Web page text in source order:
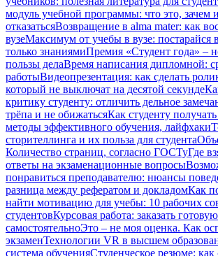
модуль учебной программы: что это, зачем
отказатьсяВозвращение в alma mater: как
вузеМаксимум от учебы в вузе: постарайся
только знаниямиПремия «Студент года» –
пользы делаВремя написания дипломной:
работыВидеопрезентация: как сделать
который не выключат на десятой секунде
критику студенту: отличить дельное
трёпа и не обижатьсяКак студенту
методы эффективного обучения, лайфхаки
сторителлинга и их польза для студента
Количество страниц, согласно ГОСТуГде
ответы на экзаменационные вопросы
понравиться преподавателю: нюансы
разница между рефератом и докладомКак
найти мотивацию для учебы: 10 рабочих
студентовКурсовая работа: заказать
самостоятельноЭто – не моя оценка. Как
экзаменТехнологии VR в высшем
система обученияСтуденческое резюме: как